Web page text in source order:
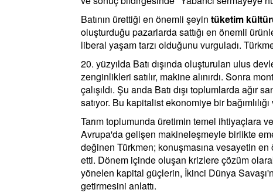
Batının ürettiği en önemli şeyin tüketim
oluşturduğu pazarlarda sattığı en önemli
liberal yaşam tarzı olduğunu vurguladı.
20. yüzyılda Batı dışında oluşturulan ulus
zenginlikleri satılır, makine alınırdı. Sonra
çalışıldı. Şu anda Batı dışı toplumlarda
satıyor. Bu kapitalist ekonomiye bir
Tarım toplumunda üretimin temel ihtiyaçlara
Avrupa'da gelişen makineleşmeyle birlikte
değinen Türkmen; konuşmasına vesayetin
etti. Dönem içinde oluşan krizlere çözüm
yönelen kapital güçlerin, İkinci Dünya
getirmesini anlattı.